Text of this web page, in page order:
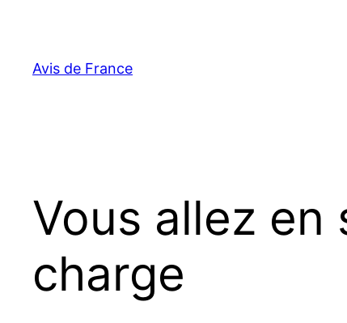
contenu
Avis de France
Vous allez
charge